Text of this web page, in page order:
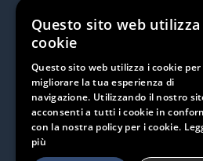
Be Social
Seguici e rimani aggiornato
e iniziative.
Questo sito web utilizza
cookie
Questo sito web utilizza i cookie per
migliorare la tua esperienza di
navigazione. Utilizzando il nostro
acconsenti a tutti i cookie in
con la nostra policy per i cookie.
più